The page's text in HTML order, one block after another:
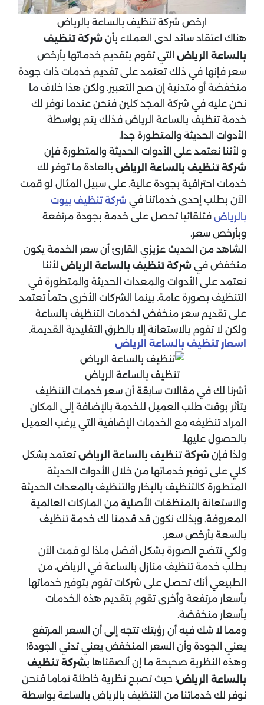
ارخص شركة تنظيف بالساعة بالرياض
هناك اعتقاد سائد لدى العملاء بأن شركة تنظيف
بالساعة الرياض التي تقوم بتقديم خدماتها بأرخص
سعر فإنها في ذلك تعتمد على تقديم خدمات ذات جودة
منخفضة أو متدنية إن صح التعبير. ولكن هذا خلاف ما
نحن عليه في شركة المجد كلين فنحن عندما نوفر لك
خدمة تنظيف بالساعة الرياض فذلك يتم بواسطة
الأدوات الحديثة والمتطورة جدا.
و لأننا نعتمد على الأدوات الحديثة والمتطورة فإن
شركة تنظيف بالساعة الرياض بالعادة ما توفر لك
خدمات احترافية بجودة عالية. على سبيل المثال لو قمت
الآن بطلب إحدى خدماتنا في شركة تنظيف بيوت
بالرياض فتلقائيا تحصل على خدمة بجودة مرتفعة
وبأرخص سعر.
الشاهد من الحديث عزيزي القارئ أن سعر الخدمة يكون
منخفض في شركة تنظيف بالساعة الرياض لأننا
نعتمد على الأدوات والمعدات الحديثة والمتطورة في
التنظيف بصورة عامة. بينما الشركات الأخرى حتماً تعتمد
على تقديم سعر منخفض لخدمات التنظيف بالساعة
ولكن لا تقوم بالاستعانة إلا بالطرق التقليدية القديمة.
اسعار تنظيف بالساعة الرياض
تنظيف بالساعة الرياض
أشرنا لك في مقالات سابقة أن سعر خدمات التنظيف
يتأثر بوقت طلب العميل للخدمة بالإضافة إلى المكان
المراد تنظيفه مع الخدمات الإضافية التي يرغب العميل
بالحصول عليها.
ولذا فإن شركة تنظيف بالساعة الرياض تعتمد بشكل
كلي على توفير خدماتها من خلال الأدوات الحديثة
المتطورة كالتنظيف بالبخار والتنظيف بالمعدات الحديثة
والاستعانة بالمنظفات الأصلية من الماركات العالمية
المعروفة. وبذلك نكون قد قدمنا لك خدمة تنظيف
بالسعة بأرخص سعر.
ولكي تتضح الصورة بشكل أفضل ماذا لو قمت الآن
بطلب خدمة تنظيف منازل بالساعة في الرياض، من
الطبيعي أنك تحصل على شركات تقوم بتوفير خدماتها
بأسعار مرتفعة وأخرى تقوم بتقديم هذه الخدمات
بأسعار منخفضة.
ومما لا شك فيه أن رؤيتك تتجه إلى أن السعر المرتفع
يعني الجودة وأن السعر المنخفض يعني تدني الجودة!
وهذه النظرية صحيحة ما إن ألصقناها بشركة تنظيف
بالساعة الرياض! حيث تصبح نظرية خاطئة تماما فنحن
نوفر لك خدماتنا من التنظيف بالرياض بالساعة بواسطة